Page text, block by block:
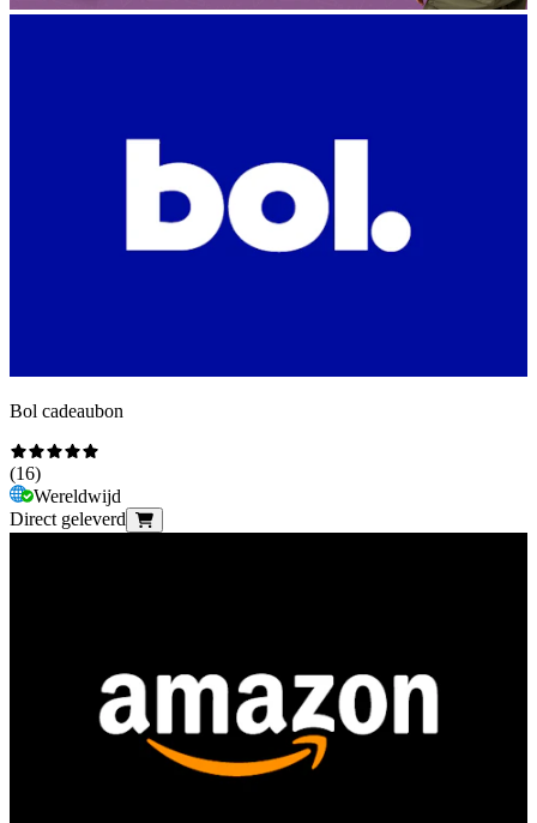
Bol cadeaubon
(16)
Wereldwijd
Direct geleverd